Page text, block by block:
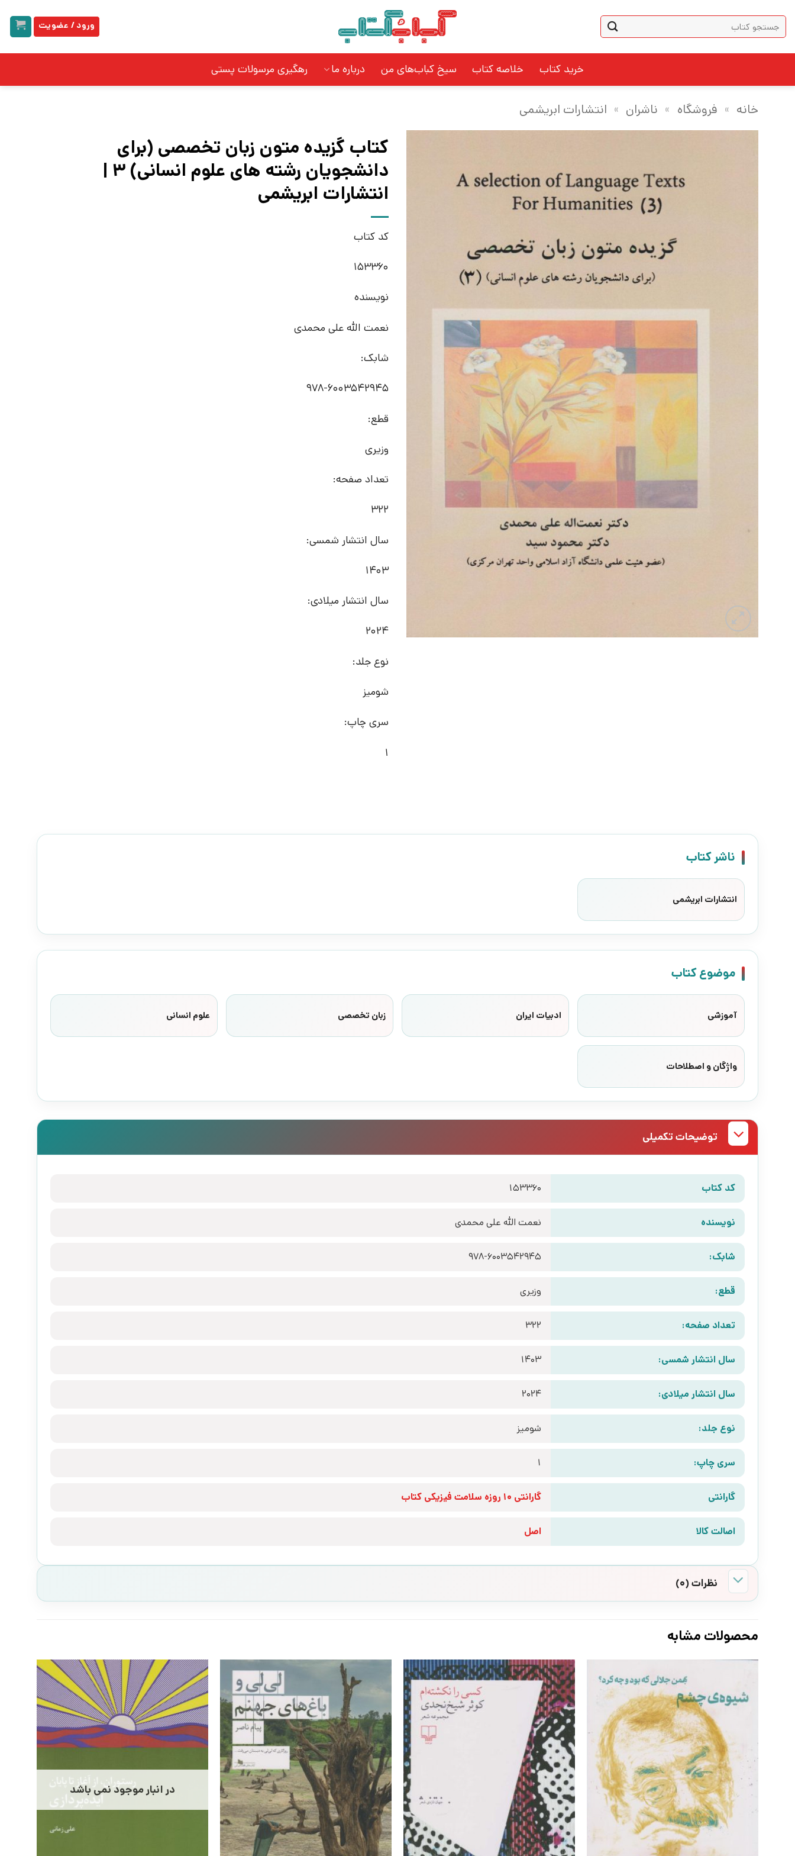
content
جستجو
برای:
ورود / عضویت
خرید کتاب خلاصه کتاب سیخ کباب‌های من درباره ما رهگیری مرسولات پستی
خانه » فروشگاه » ناشران » انتشارات ابریشمی
کتاب گزیده متون زبان تخصصی (برای
دانشجویان رشته های علوم انسانی) 3 |
انتشارات ابریشمی
کد کتاب
153360
نویسنده
نعمت الله علی محمدی
شابک:
‫‭978-6003542945
قطع:
وزیری
تعداد صفحه:
322
سال انتشار شمسی:
1403
سال انتشار میلادی:
2024
نوع جلد:
شومیز
سری چاپ:
1
ناشر کتاب
انتشارات ابریشمی
موضوع کتاب
آموزشی ادبیات ایران زبان تخصصی علوم انسانی
واژگان و اصطلاحات
توضیحات تکمیلی
کد کتاب 153360
نویسنده نعمت الله علی محمدی
شابک: ‫‭978-6003542945
قطع: وزیری
تعداد صفحه: 322
سال انتشار شمسی: 1403
سال انتشار میلادی: 2024
نوع جلد: شومیز
سری چاپ: 1
گارانتی گارانتی 10 روزه سلامت فیزیکی کتاب
اصالت کالا اصل
نظرات (0)
محصولات مشابه
در انبار موجود نمی باشد